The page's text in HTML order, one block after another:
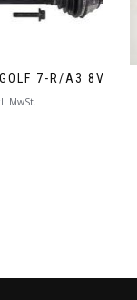
7-R/A3 8V
MwSt.